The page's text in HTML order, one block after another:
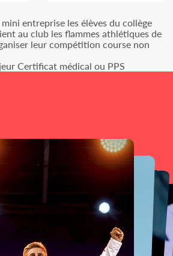
entreprise les élèves du collège
au club les flammes athlétiques de
leur compétition course non
Certificat médical ou PPS